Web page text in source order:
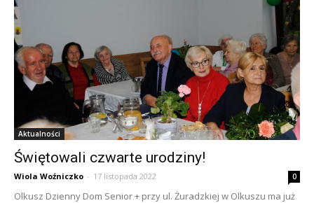
Aktualności
Świętowali czwarte urodziny!
Wiola Woźniczko - 17 listopada 2022 0
Olkusz Dzienny Dom Senior + przy ul. Żuradzkiej w Olkuszu ma już